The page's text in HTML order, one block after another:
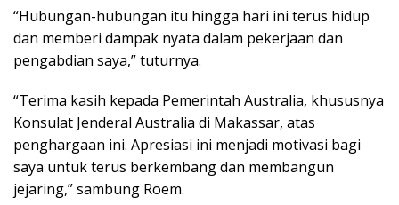
“Hubungan-hubungan itu hingga hari ini terus hidup
dan memberi dampak nyata dalam pekerjaan dan
pengabdian saya,” tuturnya.
“Terima kasih kepada Pemerintah Australia, khususnya
Konsulat Jenderal Australia di Makassar, atas
penghargaan ini. Apresiasi ini menjadi motivasi bagi
saya untuk terus berkembang dan membangun
jejaring,” sambung Roem.